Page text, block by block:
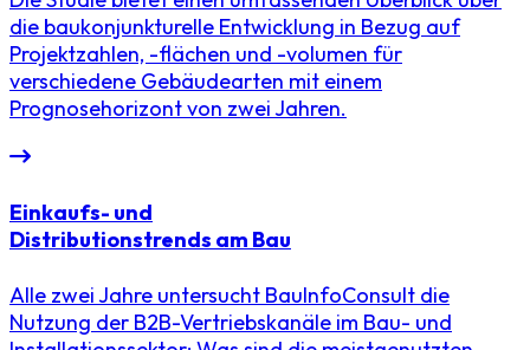
die baukonjunkturelle Entwicklung in Bezug auf
Projektzahlen, -flächen und -volumen für
verschiedene Gebäudearten mit einem
Prognosehorizont von zwei Jahren.
Einkaufs- und
Distributionstrends am Bau
Alle zwei Jahre untersucht BauInfoConsult die
Nutzung der B2B-Vertriebskanäle im Bau- und